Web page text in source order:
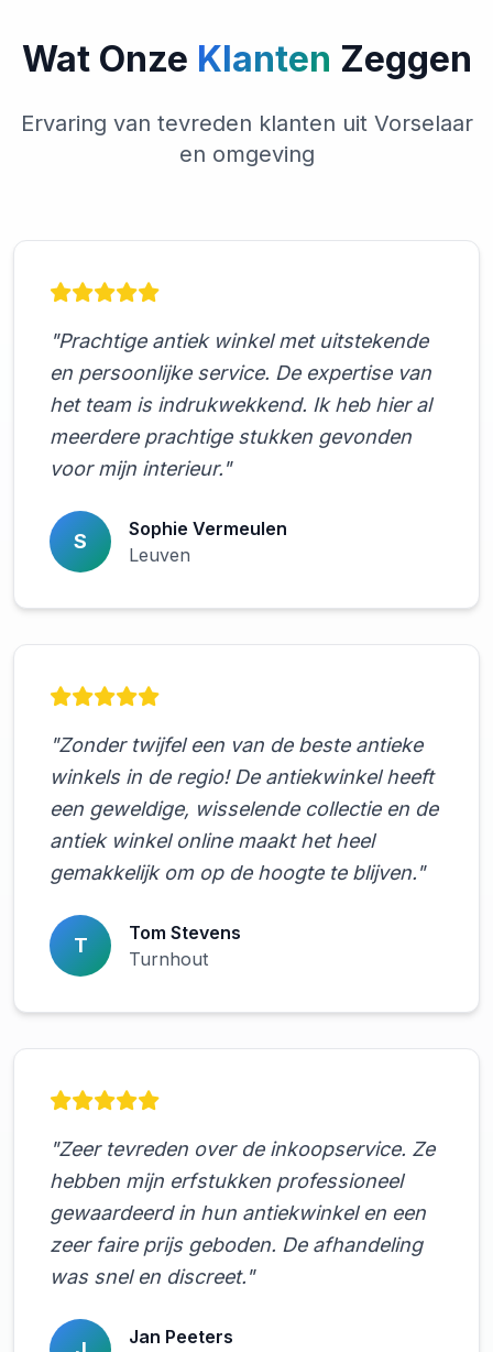
Wat Onze Klanten Zeggen
Ervaring van tevreden klanten uit Vorselaar
en omgeving
"Prachtige antiek winkel met uitstekende
en persoonlijke service. De expertise van
het team is indrukwekkend. Ik heb hier al
meerdere prachtige stukken gevonden
voor mijn interieur."
S
Sophie Vermeulen
Leuven
"Zonder twijfel een van de beste antieke
winkels in de regio! De antiekwinkel heeft
een geweldige, wisselende collectie en de
antiek winkel online maakt het heel
gemakkelijk om op de hoogte te blijven."
T
Tom Stevens
Turnhout
"Zeer tevreden over de inkoopservice. Ze
hebben mijn erfstukken professioneel
gewaardeerd in hun antiekwinkel en een
zeer faire prijs geboden. De afhandeling
was snel en discreet."
Jan Peeters